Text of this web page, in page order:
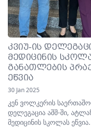
ᲙᲕᲘᲣ-ᲘᲡ
ᲛᲔᲓᲘᲪᲘᲜᲘᲡ
ᲒᲐᲜᲐᲗᲚᲔᲑᲘᲡ
ᲔᲬᲕᲘᲐ
30 Jan 2025
კენ ვოლკერის
დელეგაცია აშშ-ში,
მედიცინის სკოლას